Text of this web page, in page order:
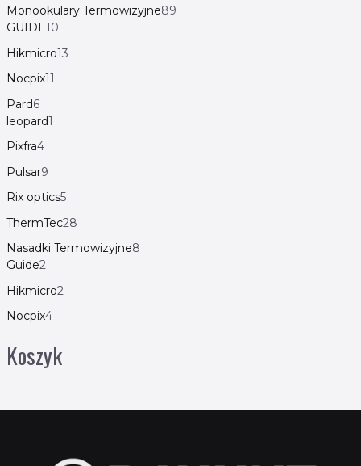
Monookulary Termowizyjne89
GUIDE10
Hikmicro13
Nocpix11
Pard6
leopard1
Pixfra4
Pulsar9
Rix optics5
ThermTec28
Nasadki Termowizyjne8
Guide2
Hikmicro2
Nocpix4
Koszyk